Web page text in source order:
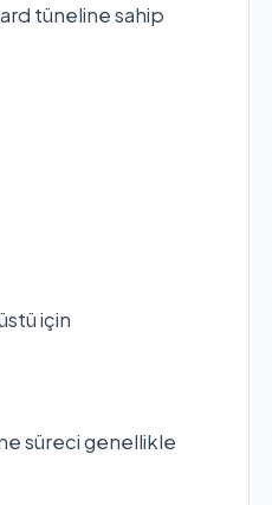
tüneline sahip
için
süreci genellikle